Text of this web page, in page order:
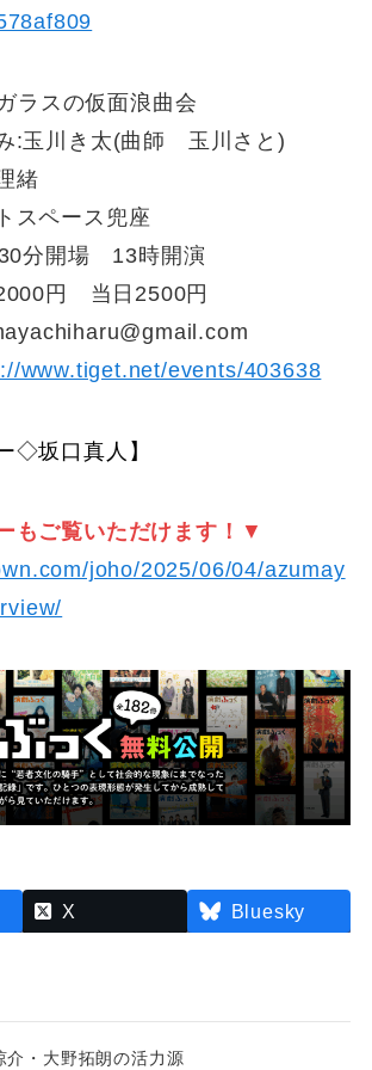
ラスの仮面浪曲会
み:玉川き太(曲師 玉川さと)
緒
スペース兜座
30分開場 13時開演
2000円 当日2500円
www.tiget.net/events/403638
◇坂口真人】
ご覧いただけます！ ▼
joho/2025/06/04/azumay
X Bluesky
介・大野拓朗の活力源